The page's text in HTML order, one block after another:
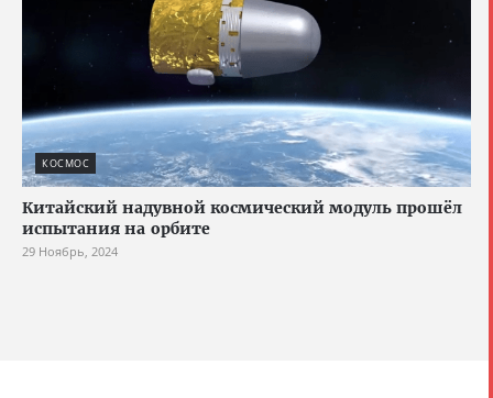
КОСМОС
Китайский надувной космический модуль прошёл
испытания на орбите
29 Ноябрь, 2024